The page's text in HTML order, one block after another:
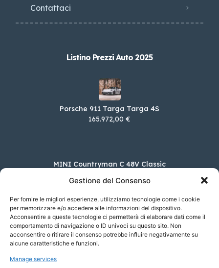
Gestione del Consenso
Per fornire le migliori esperienze, utilizziamo tecnologie come i cookie
per memorizzare e/o accedere alle informazioni del dispositivo.
Acconsentire a queste tecnologie ci permetterà di elaborare dati come il
comportamento di navigazione o ID univoci su questo sito. Non
acconsentire o ritirare il consenso potrebbe influire negativamente su
alcune caratteristiche e funzioni.
Manage services
Contattaci
Listino Prezzi Auto 2025
Porsche 911 Targa Targa 4S
165.972,00 €
MINI Countryman C 48V Classic
DS DS 4 PureTech 130 Automatico Bastille
Busines
35.100,00 €